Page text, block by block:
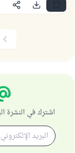
اشترك في النشرة